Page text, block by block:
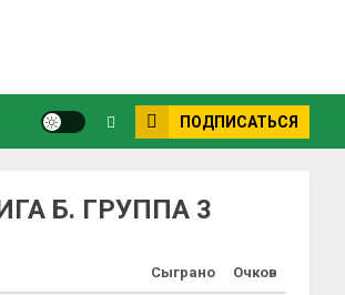
ПОДПИСАТЬСЯ
Б. ГРУППА 3
Сыграно Очков